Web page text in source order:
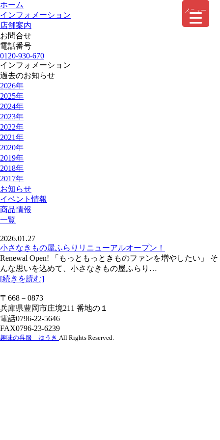
ホーム
インフォメーション
店舗案内
お問合せ
電話番号
0120-930-670
インフォメーション
過去のお知らせ
2026年
2025年
2024年
2023年
2022年
2021年
2020年
2019年
2018年
2017年
お知らせ
イベント情報
商品情報
一覧
2026.01.27
小さなきもの屋ふらりリニューアルオープン！
Renewal Open! 「もっともっときものファンを増やしたい」 そ
んな思いを込めて、小さなきもの屋ふらり…
[続きを読む]
〒668－0873
兵庫県豊岡市庄境211 番地の１
電話0796-22-5646
FAX0796-23-6239
趣味の呉服 ゆうき All Rights Reserved.
メニュー